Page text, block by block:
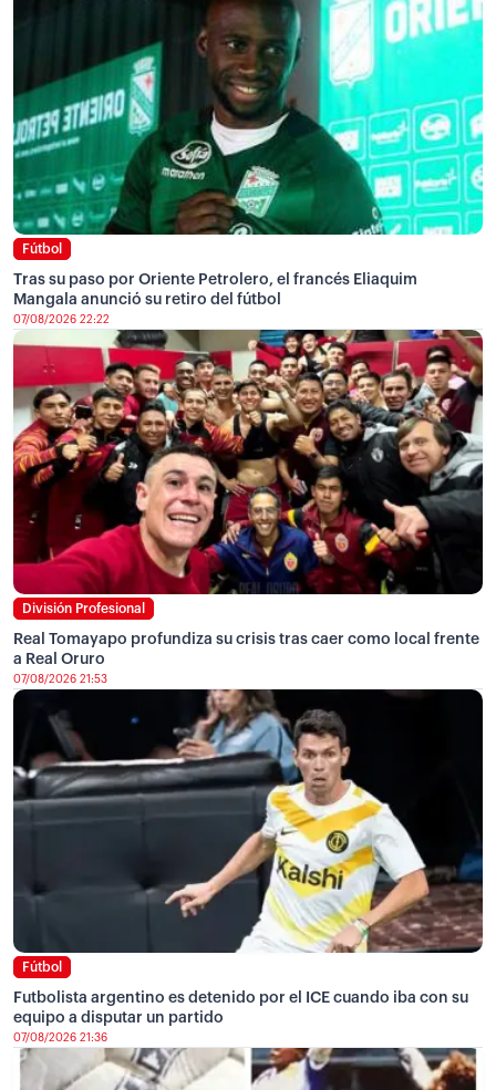
Fútbol
Tras su paso por Oriente Petrolero, el francés Eliaquim
Mangala anunció su retiro del fútbol
07/08/2026 22:22
División Profesional
Real Tomayapo profundiza su crisis tras caer como local frente
a Real Oruro
07/08/2026 21:53
Fútbol
Futbolista argentino es detenido por el ICE cuando iba con su
equipo a disputar un partido
07/08/2026 21:36